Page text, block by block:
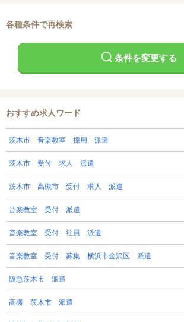
各種条件で再検索
条件を変更する
おすすめ求人ワード
茨木市 音楽教室 採用 派遣
茨木市 受付 求人 派遣
茨木市 高槻市 受付 求人 派遣
音楽教室 受付 派遣
音楽教室 受付 社員 派遣
音楽教室 受付 募集 横浜市金沢区 派遣
阪急茨木市 派遣
高槻 茨木市 派遣